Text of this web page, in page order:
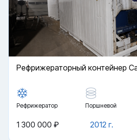
Рефрижераторный контейнер
Рефрижератор Поршневой
2012 г.
1 300 000 ₽